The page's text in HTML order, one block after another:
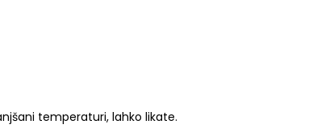
temperaturi, lahko likate.